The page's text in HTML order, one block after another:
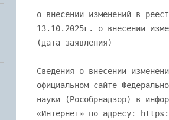
о внесении изменений в
13.10.2025г. о внесении
(дата заявления)
Сведения о внесении
официальном сайте
науки (Рособрнадзор) в
«Интернет» по адресу: